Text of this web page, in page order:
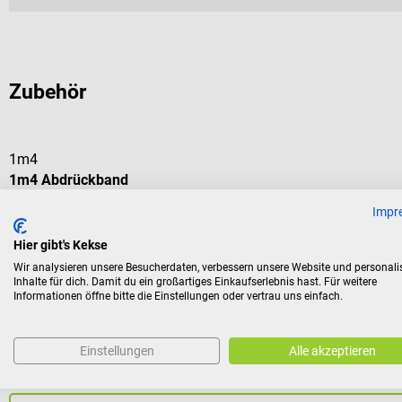
Zubehör
1m4
1m4 Abdrückband
Mit rutschfester Kunststoffplatte zur Fixierung von Tupfern
Durchschnittliche Bewertung von 5 von 5 Sternen
€ 8,34*
Hier gibt's Kekse
Wir analysieren unsere Besucherdaten, verbessern unsere Website und
Inhalte für dich. Damit du ein großartiges Einkaufserlebnis hast. Für weitere
Informationen öffne bitte die Einstellungen oder vertrau uns einfach.
Einstellungen Alle akzeptieren